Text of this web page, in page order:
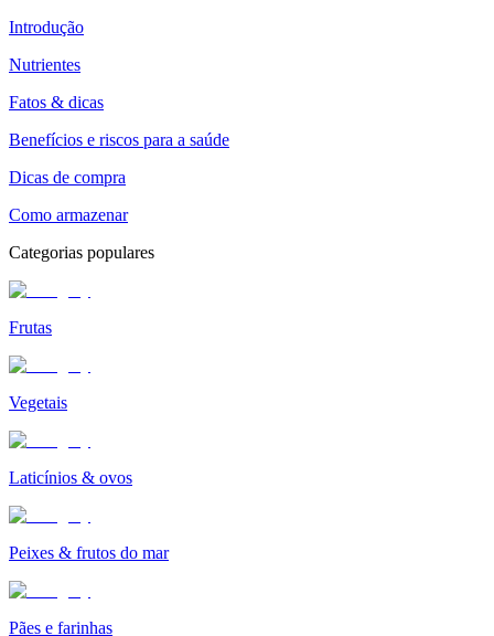
Introdução
Nutrientes
Fatos & dicas
Benefícios e riscos para a saúde
Dicas de compra
Como armazenar
Categorias populares
Frutas
Vegetais
Laticínios & ovos
Peixes & frutos do mar
Pães e farinhas